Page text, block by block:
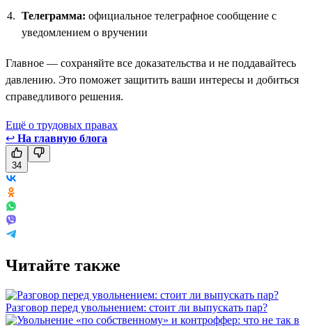
Телеграмма: официальное телеграфное сообщение с
уведомлением о вручении
Главное — сохраняйте все доказательства и не поддавайтесь
давлению. Это поможет защитить ваши интересы и добиться
справедливого решения.
Ещё о трудовых правах
↩ На главную блога
34
Читайте также
Разговор перед увольнением: стоит ли выпускать пар?